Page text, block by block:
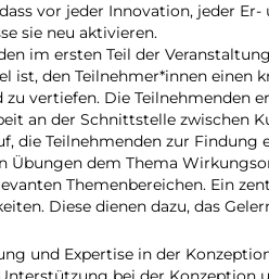
vor jeder Innovation, jeder
sie neu aktivieren.
im ersten Teil der
ist, den Teilnehmer*innen
vertiefen. Die
an der Schnittstelle zwischen
die Teilnehmenden zur
Übungen dem Thema
Themenbereichen. Ein
Diese dienen dazu, das
und Expertise in der